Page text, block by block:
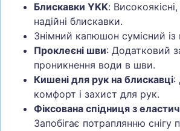
Блискавки YKK:
надійні блискавки.
Знімний капюшон сумісний
Проклеєні шви: Додатковий
проникнення води в шви.
Кишені для рук на блискавці:
комфорт і захист для рук.
Фіксована спідниця з
Запобігає потраплянню снігу